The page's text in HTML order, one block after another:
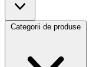
Categorii de produse